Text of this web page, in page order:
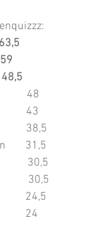
48
43
38,5
31,5
30,5
30,5
24,5
24